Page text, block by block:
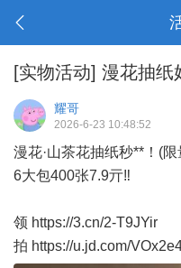
[实物活动] 漫花抽纸
耀哥
2026-6-23 10:48:52
漫花·山茶花抽纸秒**！(限
6大包400张7.9亓‼
领 https://3.cn/2-T9JYir
拍 https://u.jd.com/